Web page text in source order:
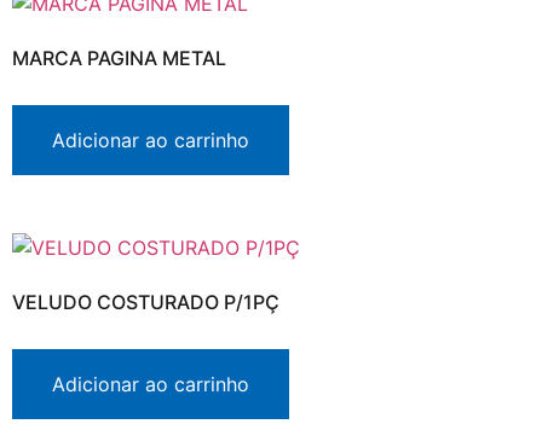
MARCA PAGINA METAL
Adicionar ao carrinho
VELUDO COSTURADO P/1PÇ
Adicionar ao carrinho